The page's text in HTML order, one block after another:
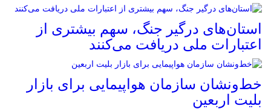
استان‌های درگیر جنگ، سهم بیشتری از
اعتبارات ملی دریافت می‌کنند
خط‌ونشان سازمان هواپیمایی برای بازار
بلیت اربعین